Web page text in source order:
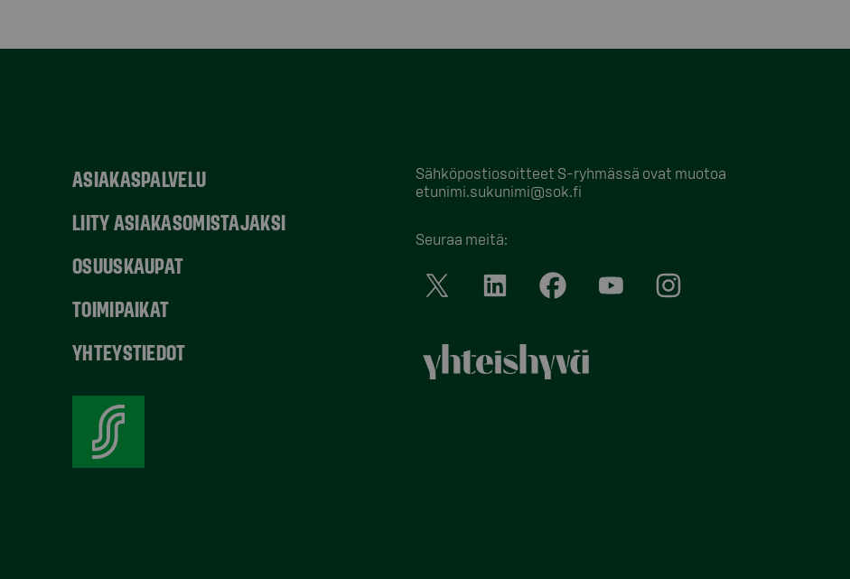
ASIAKASPALVELU
LIITY ASIAKASOMISTAJAKSI
OSUUSKAUPAT
TOIMIPAIKAT
YHTEYSTIEDOT
Sähköpostiosoitteet S-ryhmässä ovat muotoa
etunimi.sukunimi@sok.fi
Seuraa meitä: